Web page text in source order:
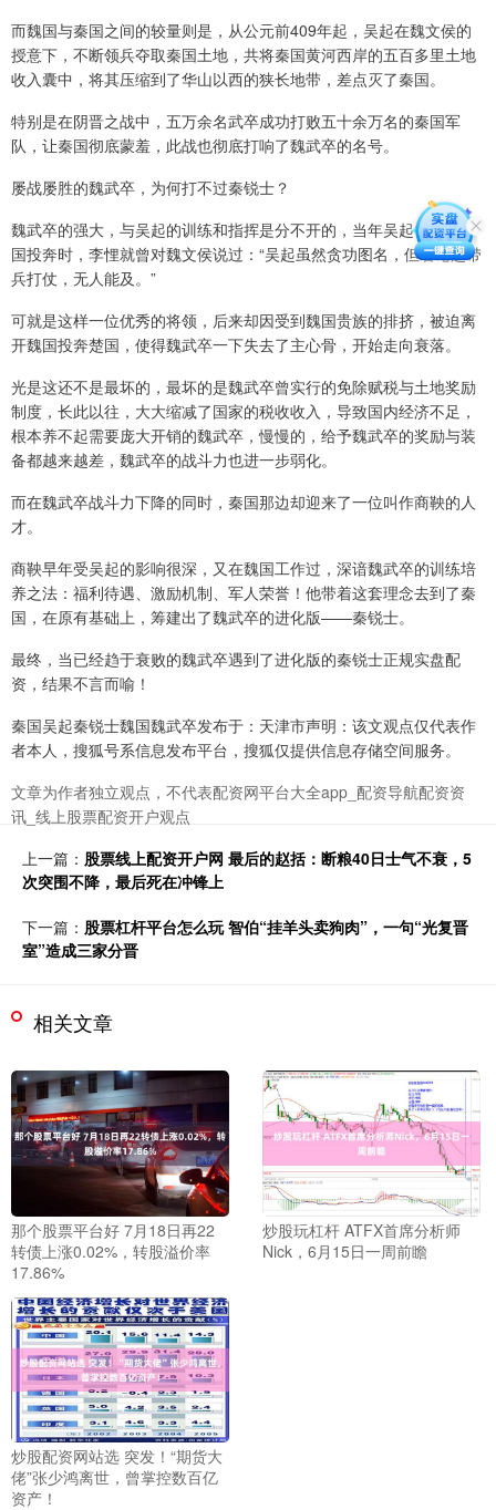
而魏国与秦国之间的较量则是，从公元前409年起，吴起在魏文侯的
授意下，不断领兵夺取秦国土地，共将秦国黄河西岸的五百多里土地
收入囊中，将其压缩到了华山以西的狭长地带，差点灭了秦国。
特别是在阴晋之战中，五万余名武卒成功打败五十余万名的秦国军
队，让秦国彻底蒙羞，此战也彻底打响了魏武卒的名号。
屡战屡胜的魏武卒，为何打不过秦锐士？
魏武卒的强大，与吴起的训练和指挥是分不开的，当年吴起初来到魏
国投奔时，李悝就曾对魏文侯说过：“吴起虽然贪功图名，但若论起带
兵打仗，无人能及。”
可就是这样一位优秀的将领，后来却因受到魏国贵族的排挤，被迫离
开魏国投奔楚国，使得魏武卒一下失去了主心骨，开始走向衰落。
光是这还不是最坏的，最坏的是魏武卒曾实行的免除赋税与土地奖励
制度，长此以往，大大缩减了国家的税收收入，导致国内经济不足，
根本养不起需要庞大开销的魏武卒，慢慢的，给予魏武卒的奖励与装
备都越来越差，魏武卒的战斗力也进一步弱化。
而在魏武卒战斗力下降的同时，秦国那边却迎来了一位叫作商鞅的人
才。
商鞅早年受吴起的影响很深，又在魏国工作过，深谙魏武卒的训练培
养之法：福利待遇、激励机制、军人荣誉！他带着这套理念去到了秦
国，在原有基础上，筹建出了魏武卒的进化版——秦锐士。
最终，当已经趋于衰败的魏武卒遇到了进化版的秦锐士正规实盘配
资，结果不言而喻！
秦国吴起秦锐士魏国魏武卒发布于：天津市声明：该文观点仅代表作
者本人，搜狐号系信息发布平台，搜狐仅提供信息存储空间服务。
文章为作者独立观点，不代表配资网平台大全app_配资导航配资资
讯_线上股票配资开户观点
上一篇： 股票线上配资开户网 最后的赵括：断粮40日士气不衰，5
次突围不降，最后死在冲锋上
下一篇： 股票杠杆平台怎么玩 智伯“挂羊头卖狗肉”，一句“光复晋
室”造成三家分晋
相关文章
那个股票平台好 7月18日再22
转债上涨0.02%，转股溢价率
17.86%
炒股玩杠杆 ATFX首席分析师
Nick，6月15日一周前瞻
炒股配资网站选 突发！“期货大
佬”张少鸿离世，曾掌控数百亿
资产！